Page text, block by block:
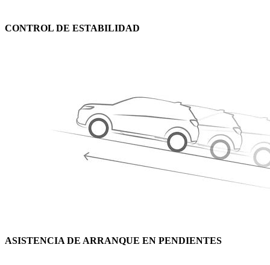
CONTROL DE ESTABILIDAD
ASISTENCIA DE ARRANQUE EN PENDIENTES